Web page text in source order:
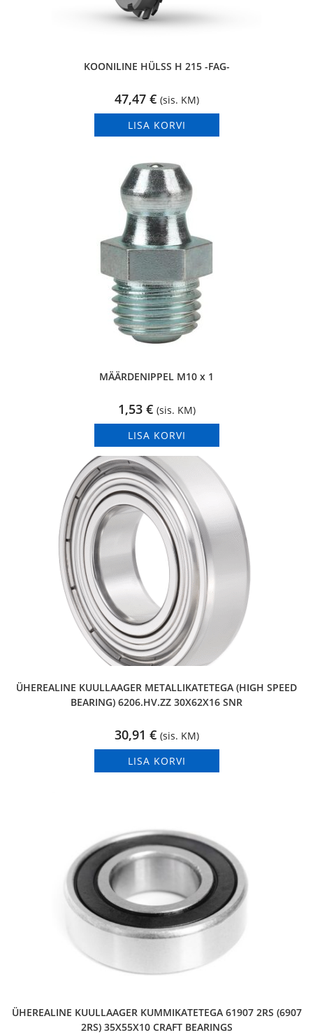
KOONILINE HÜLSS H 215 -FAG-
47,47 € (sis. KM)
LISA KORVI
MÄÄRDENIPPEL M10 x 1
1,53 € (sis. KM)
LISA KORVI
ÜHEREALINE KUULLAAGER METALLIKATETEGA (HIGH SPEED
BEARING) 6206.HV.ZZ 30X62X16 SNR
30,91 € (sis. KM)
LISA KORVI
ÜHEREALINE KUULLAAGER KUMMIKATETEGA 61907 2RS (6907
2RS) 35X55X10 CRAFT BEARINGS